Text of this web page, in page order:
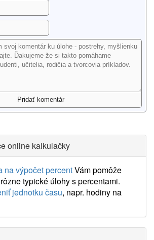
online kalkulačky
na výpočet percentVám pomôže
typické úlohy s percentami.
jednotku času, napr. hodiny na